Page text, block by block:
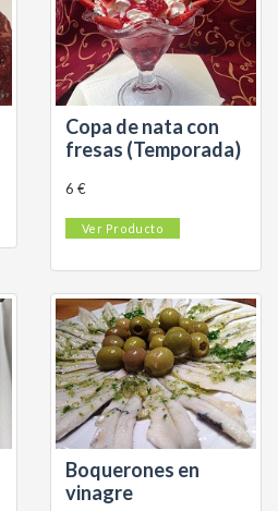
Copa de nata con
fresas (Temporada)
6 €
Ver Producto
Boquerones en
vinagre